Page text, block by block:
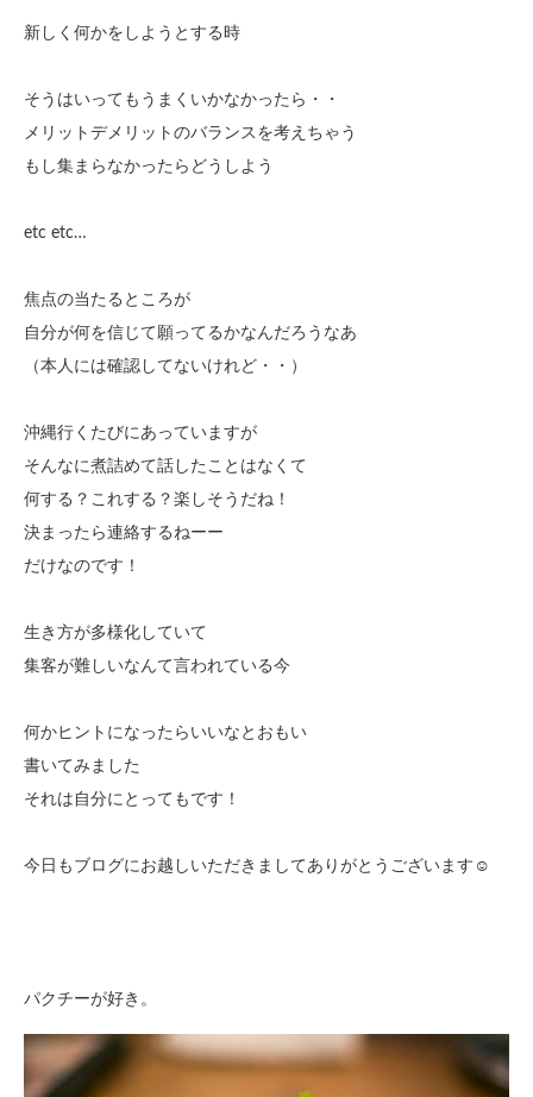
新しく何かをしようとする時
そうはいってもうまくいかなかったら・・
メリットデメリットのバランスを考えちゃう
もし集まらなかったらどうしよう
etc etc…
焦点の当たるところが
自分が何を信じて願ってるかなんだろうなあ
（本人には確認してないけれど・・）
沖縄行くたびにあっていますが
そんなに煮詰めて話したことはなくて
何する？これする？楽しそうだね！
決まったら連絡するねーー
だけなのです！
生き方が多様化していて
集客が難しいなんて言われている今
何かヒントになったらいいなとおもい
書いてみました
それは自分にとってもです！
今日もブログにお越しいただきましてありがとうございます☺️
パクチーが好き。